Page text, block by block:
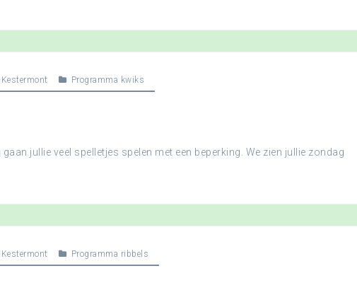
Kestermont Programma kwiks
jullie veel spelletjes spelen met een beperking. We zien jullie zondag
Kestermont Programma ribbels